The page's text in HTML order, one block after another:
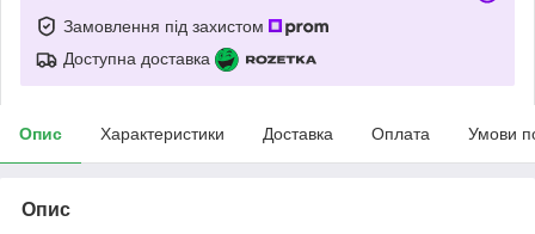
Замовлення під захистом
Доступна доставка
Опис Характеристики Доставка Оплата Умови
Опис